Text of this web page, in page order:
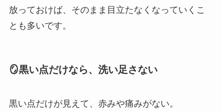
放っておけば、そのまま目立たなくなっていくこ
とも多いです。
🪞黒い点だけなら、洗い足さない
黒い点だけが見えて、赤みや痛みがない。